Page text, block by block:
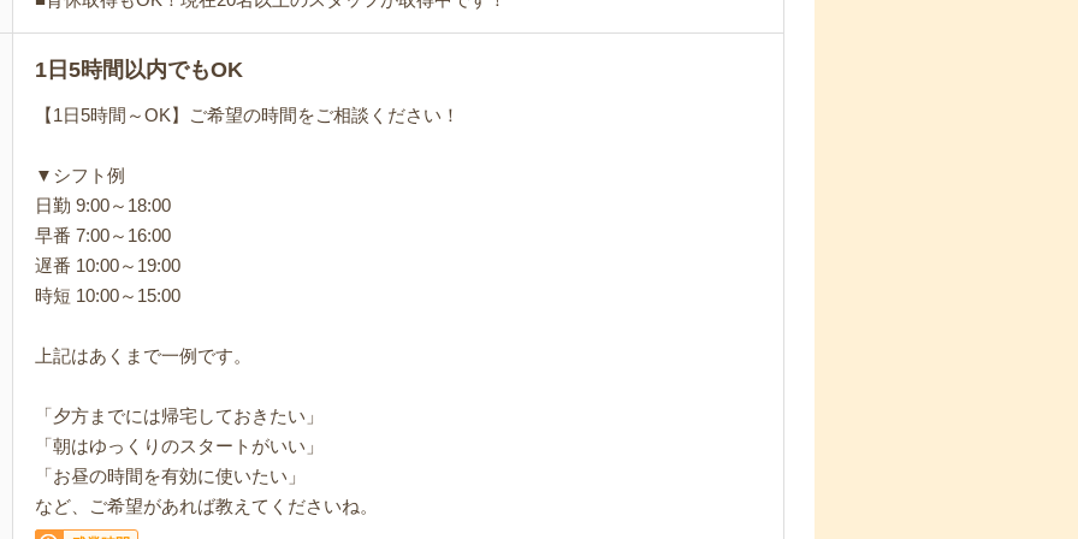
1日5時間以内でもOK
【1日5時間～OK】ご希望の時間をご相談ください！
▼シフト例
日勤 9:00～18:00
早番 7:00～16:00
遅番 10:00～19:00
時短 10:00～15:00
上記はあくまで一例です。
「夕方までには帰宅しておきたい」
「朝はゆっくりのスタートがいい」
「お昼の時間を有効に使いたい」
など、ご希望があれば教えてくださいね。